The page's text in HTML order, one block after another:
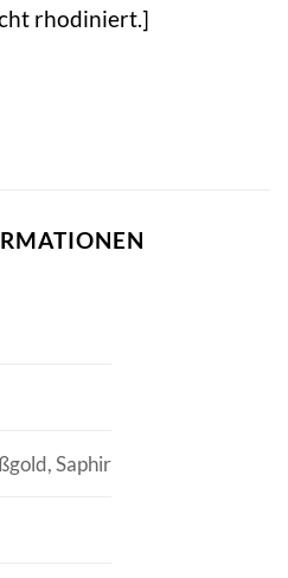
rhodiniert.]
Saphir